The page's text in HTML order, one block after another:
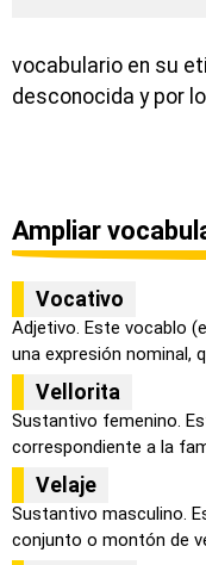
vocabulario en su
desconocida y por
Ampliar
Vocativo
Adjetivo. Este vocablo
una expresión nominal,
Vellorita
Sustantivo femenino.
correspondiente a la
Velaje
Sustantivo masculino.
conjunto o montón de